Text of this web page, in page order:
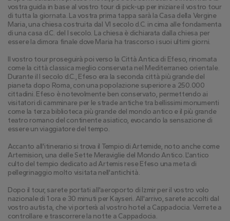
vostra guida in base al vostro tour di pick-up per iniziare il vostro tour
di tutta la giornata. La vostra prima tappa sarà la Casa della Vergine
Maria, una chiesa costruita dal VI secolo d.C. in cima alle fondamenta
di una casa d.C. del I secolo. La chiesa è dichiarata dalla chiesa per
essere la dimora finale dove Maria ha trascorso i suoi ultimi giorni.
Il vostro tour proseguirà poi verso la Città Antica di Efeso, rinomata
come la città classica meglio conservata nel Mediterraneo orientale.
Durante il I secolo d.C., Efeso era la seconda città più grande del
pianeta dopo Roma, con una popolazione superiore a 250.000
cittadini. Efeso è notevolmente ben conservato, permettendo ai
visitatori di camminare per le strade antiche tra bellissimi monumenti
come la terza biblioteca più grande del mondo antico e il più grande
teatro romano del continente asiatico, evocando la sensazione di
essere un viaggiatore del tempo.
Accanto all'itinerario si trova il Tempio di Artemide, noto anche come
Artemision, una delle Sette Meraviglie del Mondo Antico. L'antico
culto del tempio dedicato ad Artemis rese Efeso una meta di
pellegrinaggio molto visitata nell'antichità.
Dopo il tour, sarete portati all'aeroporto di Izmir per il vostro volo
nazionale di 1 ora e 30 minuti per Kayseri. All'arrivo, sarete accolti dal
vostro autista, che vi porterà al vostro hotel a Cappadocia. Verrete a
controllare e trascorrere la notte a Cappadocia.